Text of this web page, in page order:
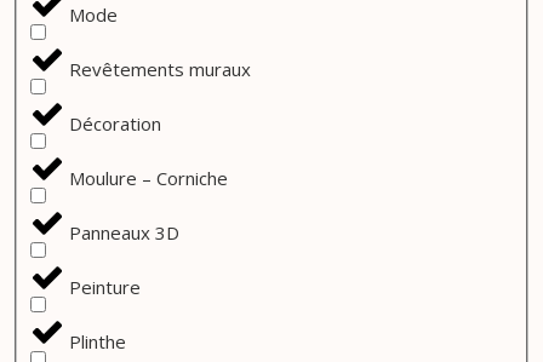
Mode
Revêtements muraux
Décoration
Moulure – Corniche
Panneaux 3D
Peinture
Plinthe